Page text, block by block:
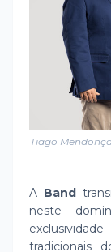
Tiago
A Band
neste
tradicionais